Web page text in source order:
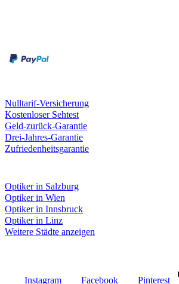
Nulltarif-Versicherung
Kostenloser Sehtest
Geld-zurück-Garantie
Drei-Jahres-Garantie
Zufriedenheitsgarantie
Optiker in Salzburg
Optiker in Wien
Optiker in Innsbruck
Optiker in Linz
Weitere Städte anzeigen
Instagram Facebook Pinterest